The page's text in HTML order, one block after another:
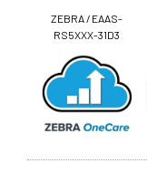
ZEBRA / EAAS-
RS5XXX-31D3